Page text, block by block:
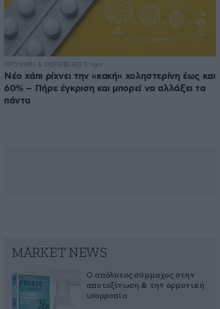
ΠΡΟΛΗΨΗ & ΘΕΡΑΠΕΙΑ51 λ. πριν
Νέο χάπι ρίχνει την «κακή» χοληστερίνη έως και
60% – Πήρε έγκριση και μπορεί να αλλάξει τα
πάντα
MARKET NEWS
Ο απόλυτος σύμμαχος στην
αποτοξίνωση & την ορμονική
ισορροπία